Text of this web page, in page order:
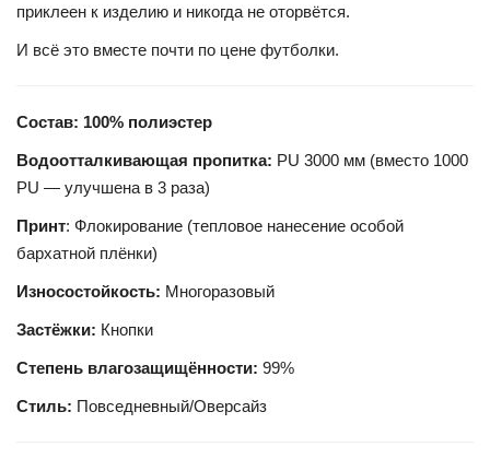
приклеен к изделию и никогда не оторвётся.
И всё это вместе почти по цене футболки.
Состав: 100% полиэстер
Водоотталкивающая пропитка: PU 3000 мм (вместо 1000
PU — улучшена в 3 раза)
Принт: Флокирование (тепловое нанесение особой
бархатной плёнки)
Износостойкость: Многоразовый
Застёжки: Кнопки
Степень влагозащищённости: 99%
Стиль: Повседневный/Оверсайз